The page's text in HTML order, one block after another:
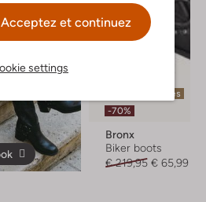
Acceptez et continuez
settings
Dernières pièces
-70%
Bronx
Biker boots
€ 219,95 € 65,99